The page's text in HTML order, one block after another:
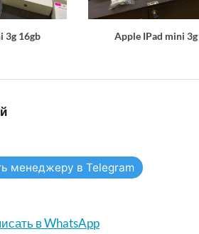
3g 16gb Apple IPad mini
менеджеру в Telegram
в WhatsApp